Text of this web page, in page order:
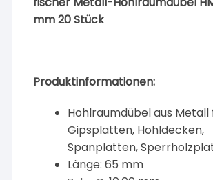
mm 20 Stück
Produktinformationen:
Hohlraumdübel aus Metall
Gipsplatten, Hohldecken,
Spanplatten,
Länge: 65 mm